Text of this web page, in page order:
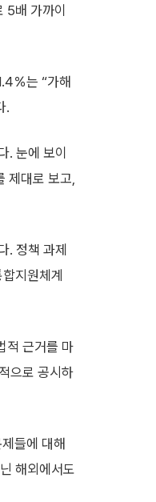
배 가까이
％는 “가해
.
. 눈에 보이
제대로 보고,
. 정책 과제
지원체계
적 근거를 마
으로 공시하
들에 대해
해외에서도